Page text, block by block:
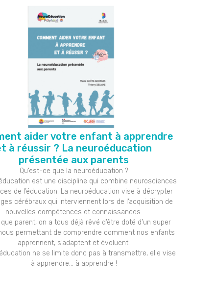
aider votre enfant à apprendre
à réussir ? La neuroéducation
présentée aux parents
Qu’est-ce que la neuroéducation ?
est une discipline qui combine neurosciences
de l’éducation. La neuroéducation vise à décrypter
cérébraux qui interviennent lors de l’acquisition de
nouvelles compétences et connaissances.
parent, on a tous déjà rêvé d’être doté d’un super
permettant de comprendre comment nos enfants
apprennent, s’adaptent et évoluent.
ne se limite donc pas à transmettre, elle vise
à apprendre… à apprendre !